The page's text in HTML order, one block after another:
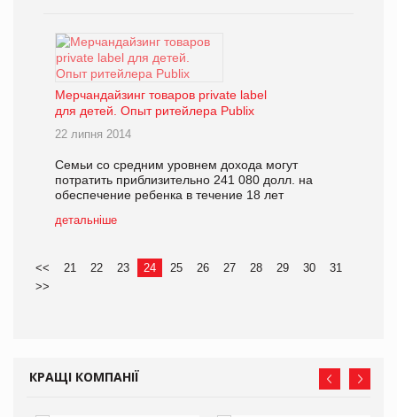
Мерчандайзинг товаров private label
для детей. Опыт ритейлера Publix
22 липня 2014
Семьи со средним уровнем дохода могут
потратить приблизительно 241 080 долл. на
обеспечение ребенка в течение 18 лет
детальніше
<< 21 22 23 24 25 26 27 28 29 30
31
>>
КРАЩІ КОМПАНІЇ